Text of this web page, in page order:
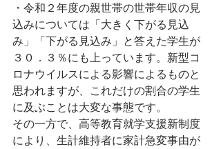
・令和２年度の親世帯の世帯年収の見
込みについては「大きく下がる見込
み」「下がる見込み」と答えた学生が
３０．３％にも上っています。新型コ
ロナウイルスによる影響によるものと
思われますが、これだけの割合の学生
に及ぶことは大変な事態です。
その一方で、高等教育就学支援新制度
により、生計維持者に家計急変事由が